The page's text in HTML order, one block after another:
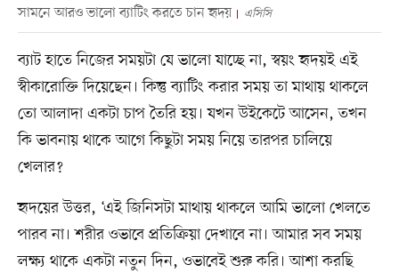
সামনে আরও ভালো ব্যাটিং করতে চান হৃদয় এসিসি
ব্যাট হাতে নিজের সময়টা যে ভালো যাচ্ছে না, স্বয়ং হৃদয়ই এই
স্বীকারোক্তি দিয়েছেন। কিন্তু ব্যাটিং করার সময় তা মাথায় থাকলে
তো আলাদা একটা চাপ তৈরি হয়। যখন উইকেটে আসেন, তখন
কি ভাবনায় থাকে আগে কিছুটা সময় নিয়ে তারপর চালিয়ে
খেলার?
হৃদয়ের উত্তর, ‘এই জিনিসটা মাথায় থাকলে আমি ভালো খেলতে
পারব না। শরীর ওভাবে প্রতিক্রিয়া দেখাবে না। আমার সব সময়
লক্ষ্য থাকে একটা নতুন দিন, ওভাবেই শুরু করি। আশা করছি